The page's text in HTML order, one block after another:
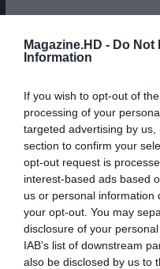
Magazine.HD - Do Not
Information
If you wish to opt-out of
processing of your
targeted advertising by
section to confirm your
opt-out request is
interest-based ads based
us or personal information
your opt-out. You may
disclosure of your
IAB’s list of downstream
also be disclosed by us to
OS “MIÚDOS” DE
MOTHER COMO
COMIC-
TRAILER
Share This Post: